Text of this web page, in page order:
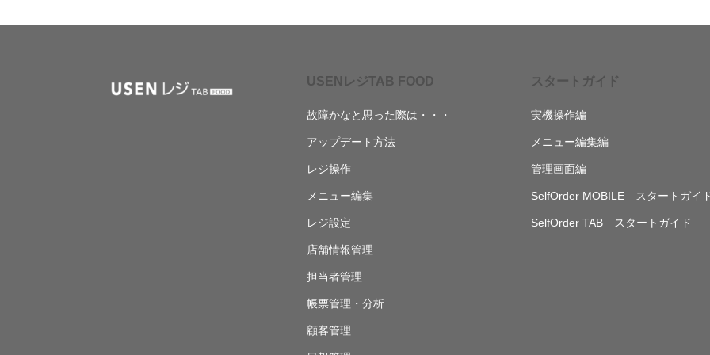
USENレジTAB FOOD
故障かなと思った際は・・・
アップデート方法
レジ操作
メニュー編集
レジ設定
店舗情報管理
担当者管理
帳票管理・分析
顧客管理
スタートガイド
実機操作編
メニュー編集編
管理画面編
SelfOrder MOBILE スタートガイ
SelfOrder TAB スタートガイド